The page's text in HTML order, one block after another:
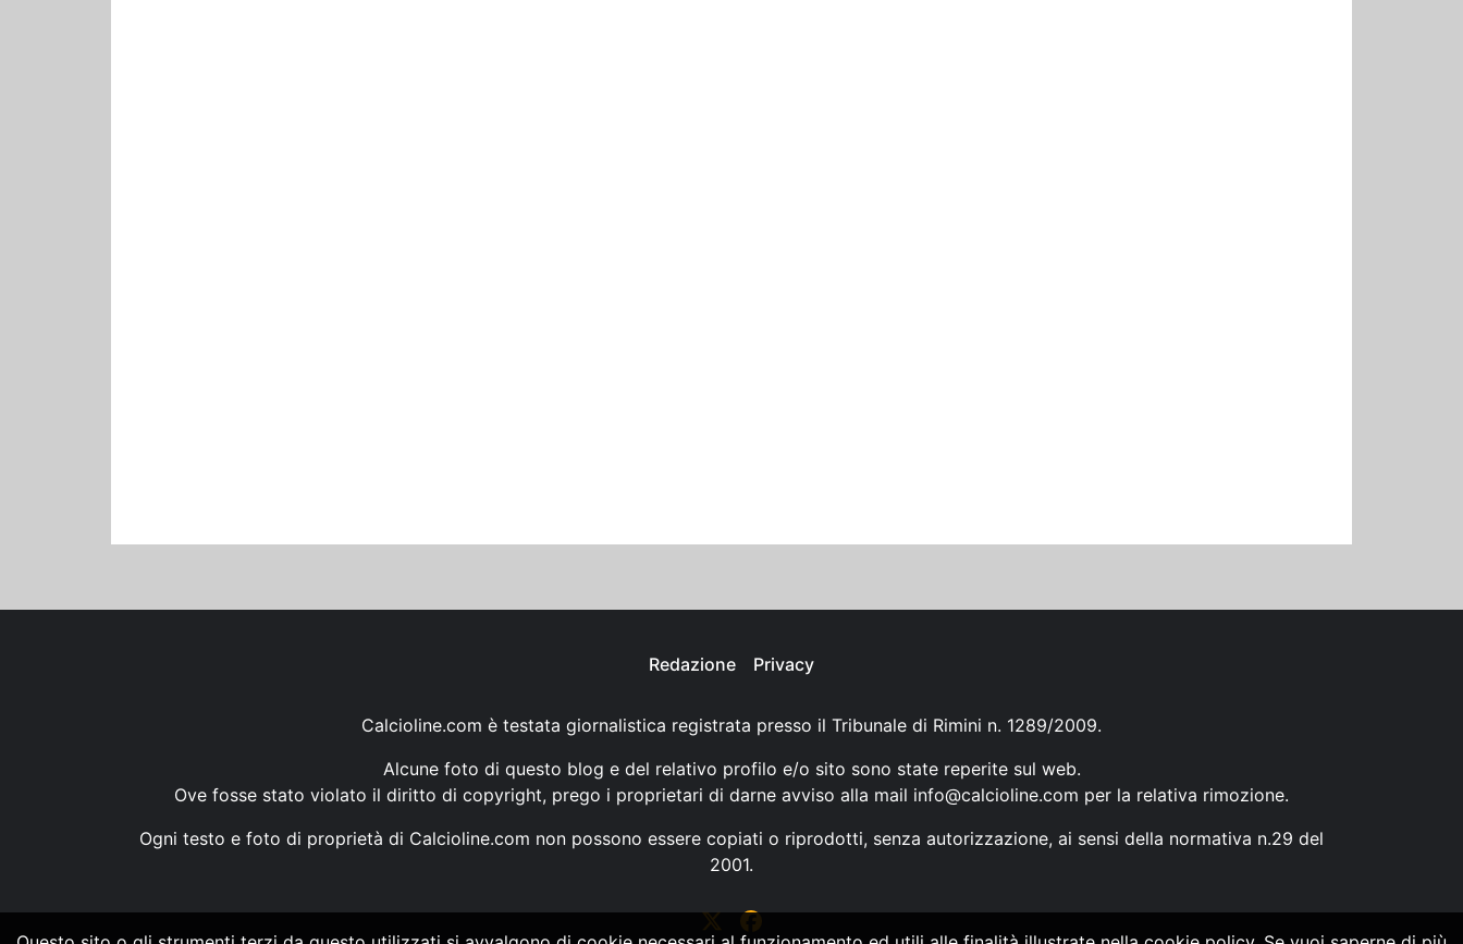
Redazione Privacy
Calcioline.com è testata giornalistica registrata presso il Tribunale di Rimini n. 1289/2009.
Alcune foto di questo blog e del relativo profilo e/o sito sono state reperite sul web.
Ove fosse stato violato il diritto di copyright, prego i proprietari di darne avviso alla mail info@calcioline.com per la relativa rimozione.
Ogni testo e foto di proprietà di Calcioline.com non possono essere copiati o riprodotti, senza autorizzazione, ai sensi della normativa n.29 del
2001.